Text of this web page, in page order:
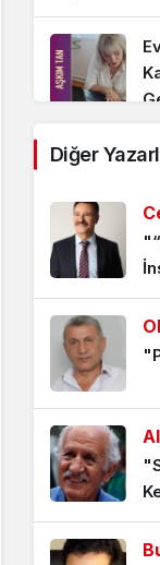
6
6
6 ay önce
Diğer